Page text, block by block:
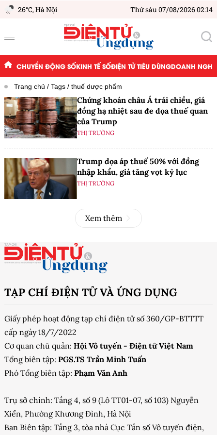
26°C,Hà Nội Thứ sáu 07/08/2026 02:14
CHUYỂN ĐỘNG SỐKINH TẾ SỐĐIỆN TỬ TIÊU DÙNGDOANH
Trang chủ Tags thuế dược phẩm
Chứng khoán châu Á trái chiều, giá
đồng hạ nhiệt sau đe dọa thuế quan
của Trump
THỊ TRƯỜNG
Trump dọa áp thuế 50% với đồng
nhập khẩu, giá tăng vọt kỷ lục
THỊ TRƯỜNG
Xem thêm
TẠP CHÍ ĐIỆN TỬ VÀ ỨNG DỤNG
Giấy phép hoạt động tạp chí điện tử số 360/GP-BTTTT
cấp ngày 18/7/2022
Cơ quan chủ quản: Hội Vô tuyến - Điện tử Việt Nam
Tổng biên tập: PGS.TS Trần Minh Tuấn
Phó Tổng biên tập: Phạm Văn Anh
Trụ sở chính: Tầng 4, số 9 (Lô TT01-07, số 103) Nguyễn
Xiển, Phường Khương Đình, Hà Nội
Ban Biên tập: Tầng 3, tòa nhà Cục Tần số Vô tuyến điện,